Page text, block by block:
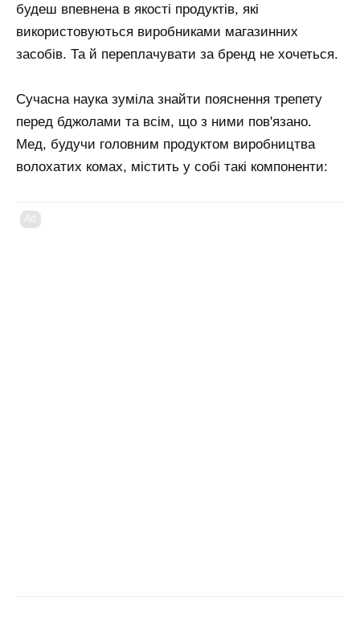
будеш впевнена в якості продуктів, які
використовуються виробниками магазинних
засобів. Та й переплачувати за бренд не хочеться.
Сучасна наука зуміла знайти пояснення трепету
перед бджолами та всім, що з ними пов'язано.
Мед, будучи головним продуктом виробництва
волохатих комах, містить у собі такі компоненти:
Ad